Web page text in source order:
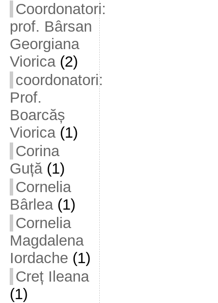
Coordonatori:
prof. Bârsan
Georgiana
Viorica(2)
coordonatori:
Prof.
Boarcăș
Viorica(1)
Corina
Guță(1)
Cornelia
Bârlea(1)
Cornelia
Magdalena
Iordache (1)
Creț Ileana
(1)